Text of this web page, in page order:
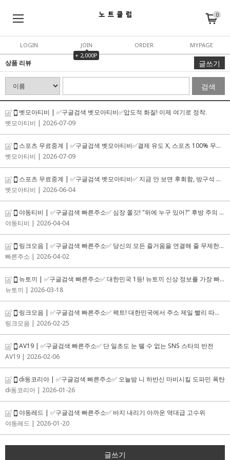
0
LOGIN
JOIN
+ 2,000P
ORDER MYPAGE
상품 리뷰 글쓰기
검색
벳모아티비 | ✅구글검색 벳모아티비✅압도적 화질! 이제 여기로 정착.
벳모아티비 | 2026-07-09
스포츠 무료중계 | ✅구글검색 벳모아티비✅결제 유도 X, 스포츠 100% 무료 중계
벳모아티비 | 2026-07-09
스포츠 무료중계 | ✅구글검색 벳모아티비✅ 지금 안 보면 후회함, 방구석 무제한 시청.
벳모아티비 | 2026-06-04
야동티비 | ✅구글검색 빠른주소✅ 심장 쫄깃! "뒤에 누구 있어?" 후방 주의 1순위 시크릿 본체 팩트
야동티비 | 2026-04-04
링크모음 | ✅구글검색 빠른주소✅ 당신의 모든 즐거움을 연결해 줄 무제한 비밀 링크 센터
빠른주소 | 2026-04-02
뉴토끼 | ✅구글검색 빠른주소✅ 대한민국 1등! 뉴토끼 신상 정보를 가장 빠르게 팩트체크
뉴토끼 | 2026-03-18
링크모음 | ✅구글검색 빠른주소✅ 팩트! 대한민국에서 주소 제일 빨리 따는 곳
링크모음 | 2026-02-25
AV19 | ✅구글검색 빠른주소✅ 단 일초도 눈 뗄 수 없는 SNS 스타의 반전
AV19 | 2026-02-06
di동코리아 | ✅구글검색 빠른주소✅ 오늘밤 니 하반신 마비시킬 도파민 폭탄
di동코리아 | 2026-01-26
야동레드 | ✅구글검색 빠른주소✅ 바지 내리기 아까운 역대급 고수위
야동레드 | 2026-01-20
글쓰기